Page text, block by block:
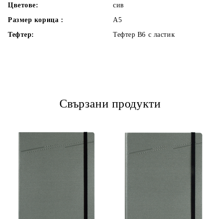
Цветове:
сив
Размер корица :
А5
Тефтер:
Тефтер В6 с ластик
Свързани продукти